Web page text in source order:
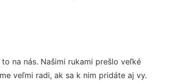
to na nás. Našimi rukami prešlo veľké
veľmi radi, ak sa k nim pridáte aj vy.